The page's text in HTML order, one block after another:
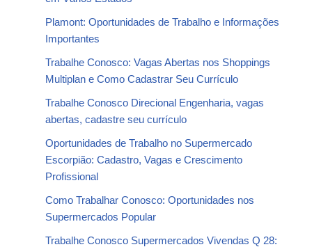
Plamont: Oportunidades de Trabalho e Informações
Importantes
Trabalhe Conosco: Vagas Abertas nos Shoppings
Multiplan e Como Cadastrar Seu Currículo
Trabalhe Conosco Direcional Engenharia, vagas
abertas, cadastre seu currículo
Oportunidades de Trabalho no Supermercado
Escorpião: Cadastro, Vagas e Crescimento
Profissional
Como Trabalhar Conosco: Oportunidades nos
Supermercados Popular
Trabalhe Conosco Supermercados Vivendas Q 28: